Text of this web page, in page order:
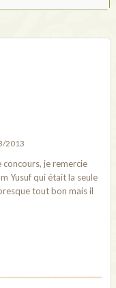
2013
je remercie
Yusuf qui était la seule
tout bon mais il